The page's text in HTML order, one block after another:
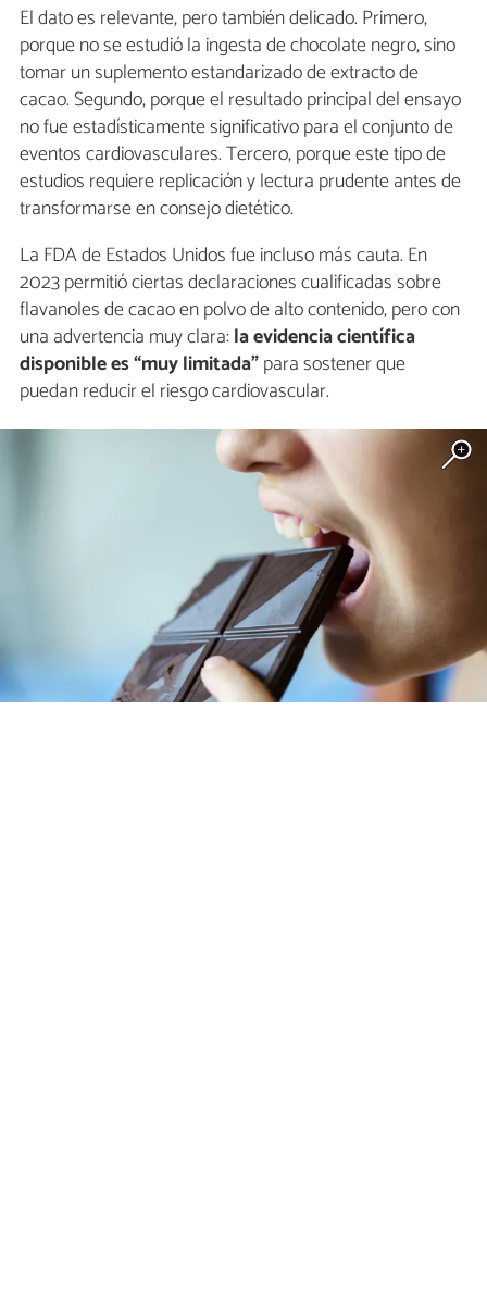
El dato es relevante, pero también delicado. Primero,
porque no se estudió la ingesta de chocolate negro, sino
tomar un suplemento estandarizado de extracto de
cacao. Segundo, porque el resultado principal del ensayo
no fue estadísticamente significativo para el conjunto de
eventos cardiovasculares. Tercero, porque este tipo de
estudios requiere replicación y lectura prudente antes de
transformarse en consejo dietético.
La FDA de Estados Unidos fue incluso más cauta. En
2023 permitió ciertas declaraciones cualificadas sobre
flavanoles de cacao en polvo de alto contenido, pero con
una advertencia muy clara:la evidencia científica
disponible es “muy limitada”para sostener que
puedan reducir el riesgo cardiovascular.